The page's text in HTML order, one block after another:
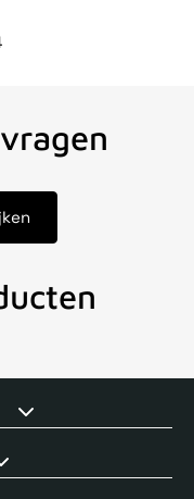
Echte winkel +35